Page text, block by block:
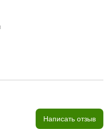
Написать отзыв